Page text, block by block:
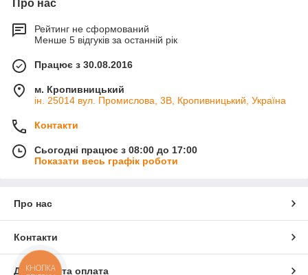
Про нас
Рейтинг не сформований
Менше 5 відгуків за останній рік
Працює з 30.08.2016
м. Кропивницький
ін. 25014 вул. Промислова, 3В, Кропивницький, Україна
Контакти
Сьогодні працює з 08:00 до 17:00
Показати весь графік роботи
Про нас
Контакти
Доставка та оплата
КНОПКА